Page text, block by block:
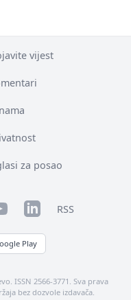
vijest
za posao
LinkedInRSS
Play
ISSN 2566-3771. Sva prava
bez dozvole izdavača.